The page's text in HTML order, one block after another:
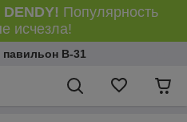
Популярность
исчезла!
павильон В-31